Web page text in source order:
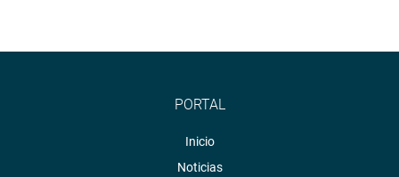
PORTAL
Inicio
Noticias